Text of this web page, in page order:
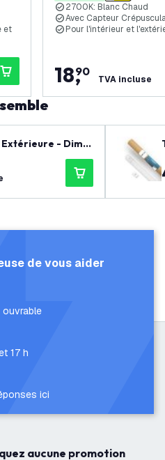
et
2700K: Blanc Chaud
Avec Capteur
Pour l'intérieur et
18,
90
TVA incluse
- Dimm
- IP54 - Raccord
pour l'intéri
de vous aider
17 h
ici
aucune promotion